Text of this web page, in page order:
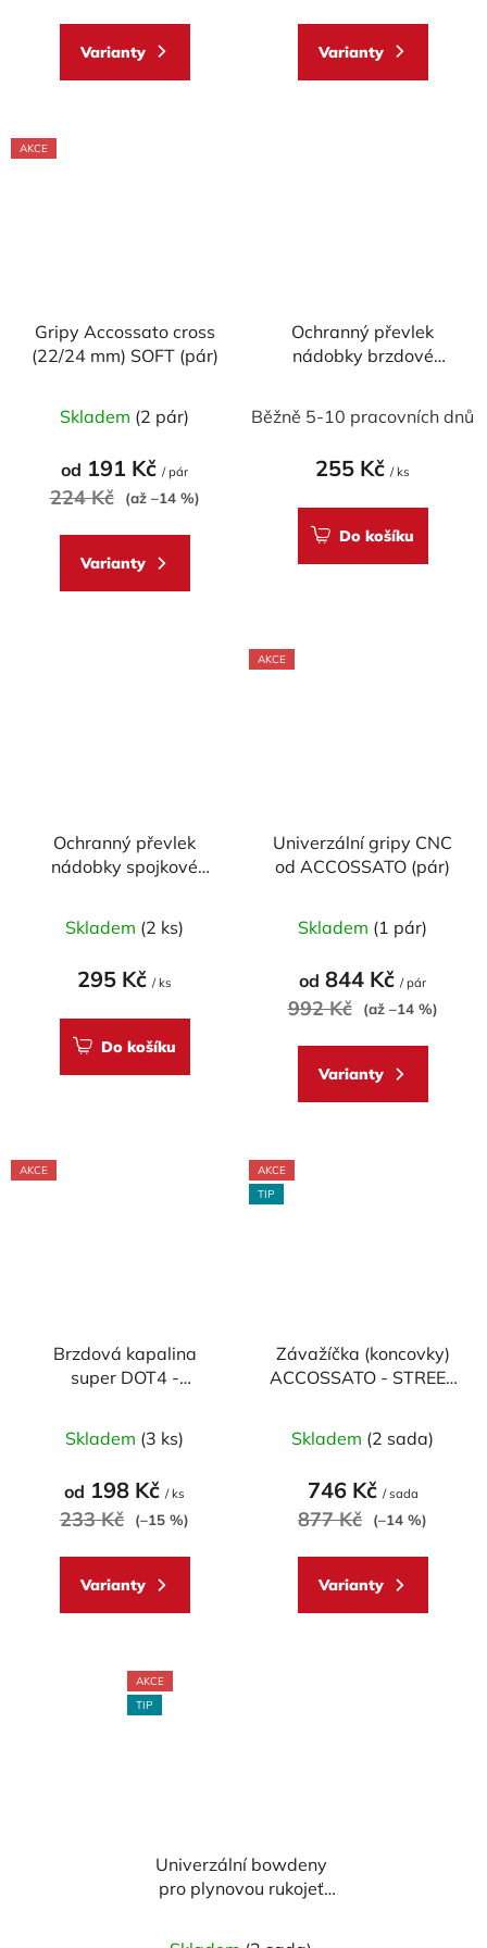
Varianty
5
Varianty
AKCE
Gripy Accossato cross
(22/24 mm) SOFT (pár)
hodnocení
produktu
5
Skladem (2 pár)
od 191 Kč / pár
224 Kč (až –14 %)
Varianty
Ochranný převlek
nádobky brzdové
Běžně 5-10 pracovních dnů
255 Kč / ks
Do košíku
Ochranný převlek
nádobky spojkové
Skladem (2 ks)
295 Kč / ks
Do košíku
AKCE
Univerzální gripy CNC
od ACCOSSATO (pár)
Skladem (1 pár)
od 844 Kč / pár
992 Kč (až –14 %)
Varianty
AKCE
Brzdová kapalina
super DOT4 -
Skladem (3 ks)
od 198 Kč / ks
233 Kč (–15 %)
Varianty
AKCE
TIP
Závažíčka (koncovky)
ACCOSSATO - STREET
hodnocení
produktu
5
Skladem (2 sada)
746 Kč / sada
877 Kč (–14 %)
Varianty
AKCE
TIP
Univerzální bowdeny
pro plynovou rukojeť